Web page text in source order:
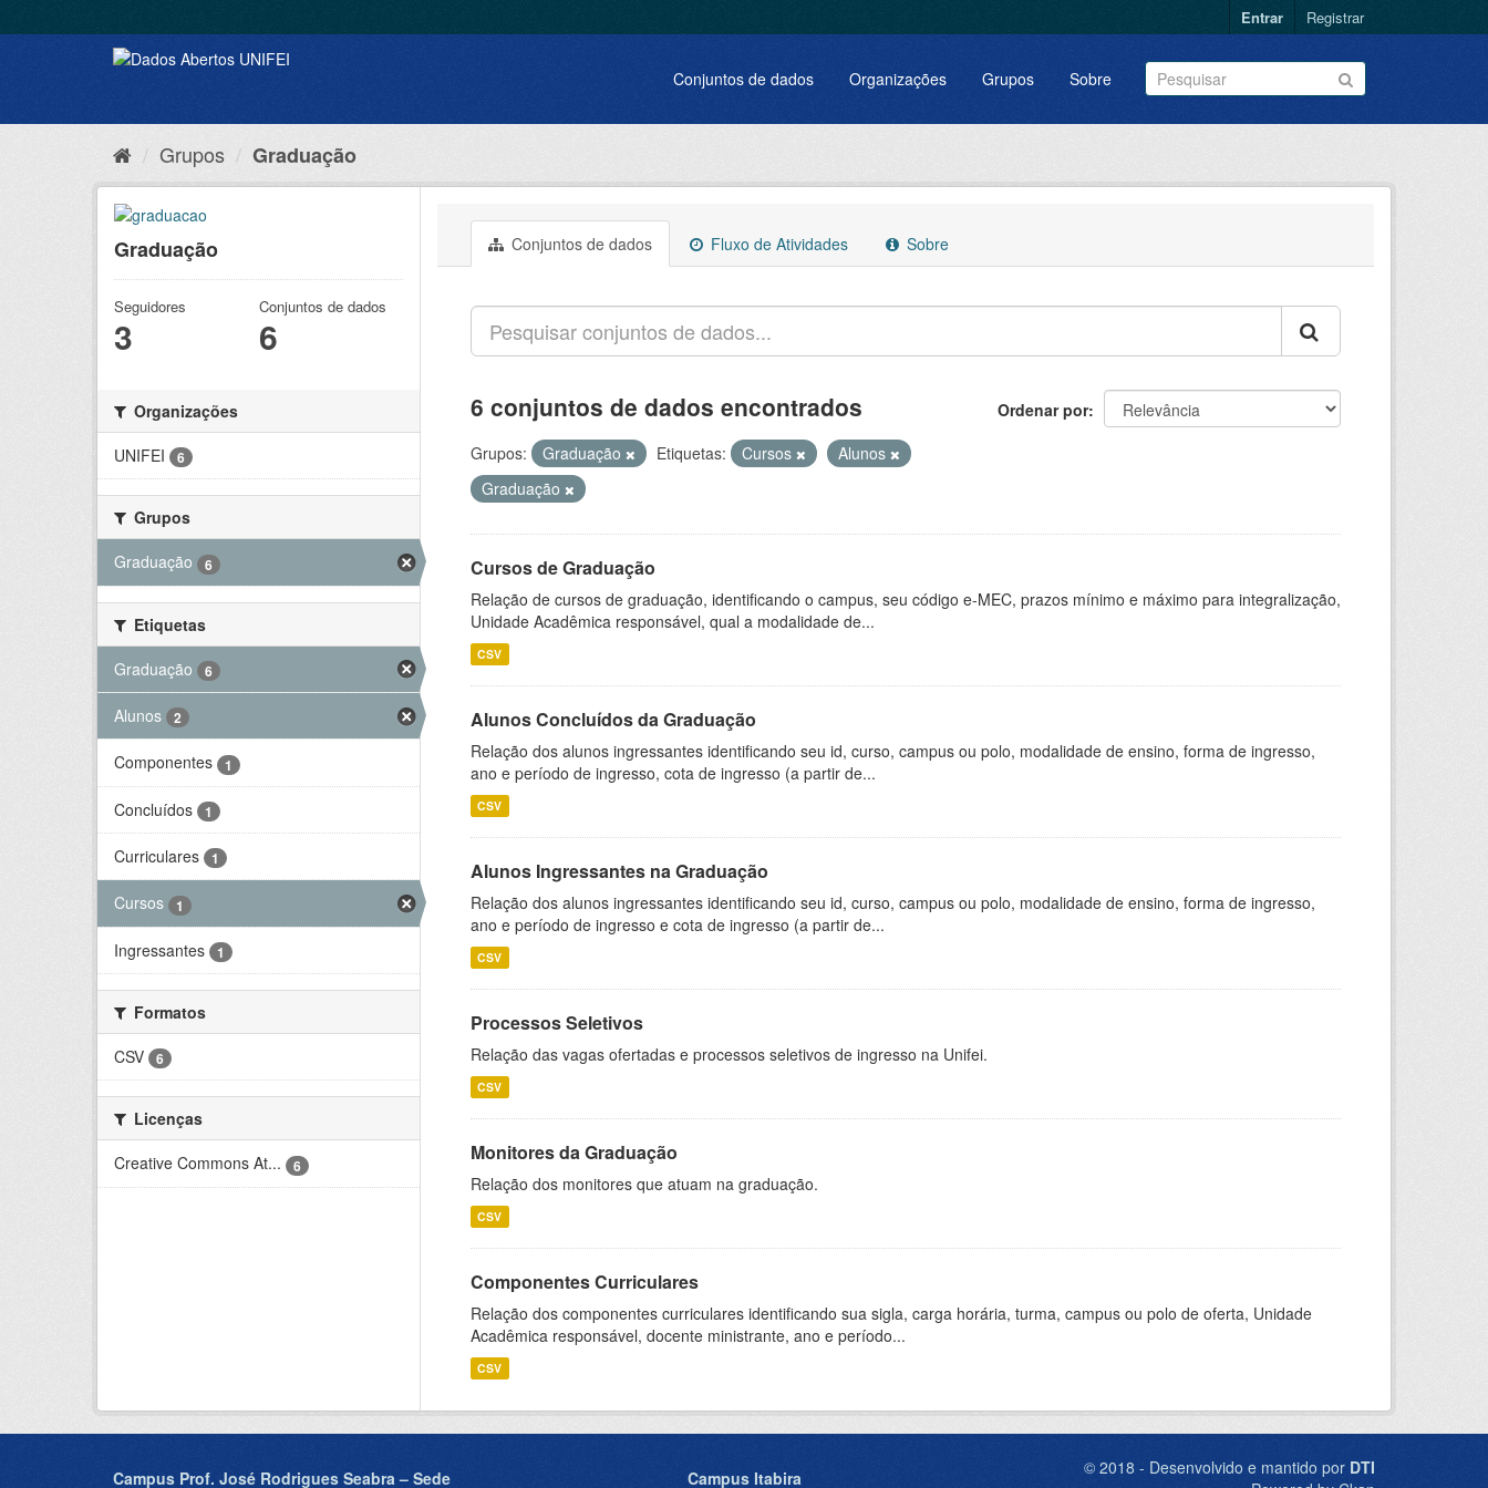
Entrar Registrar
Conjuntos de dados Organizações Grupos Sobre
Grupos Graduação
Graduação
Seguidores
3
Conjuntos de dados
6
Organizações
UNIFEI
6
Grupos
Graduação
6
Etiquetas
Graduação
6
Alunos 2
Componentes 1
Concluídos 1
Curriculares 1
Cursos 1
Ingressantes 1
Formatos
CSV
6
Licenças
Creative Commons At...
6
Conjuntos de dados Fluxo de Atividades Sobre
Ordenar por
6 conjuntos de dados encontrados
Grupos: Graduação Etiquetas: Cursos
Alunos
Graduação
Cursos de Graduação
Relação de cursos de graduação, identificando o campus, seu código e-MEC, prazos mínimo e máximo para integralização,
Unidade Acadêmica responsável, qual a modalidade de...
CSV
Alunos Concluídos da Graduação
Relação dos alunos ingressantes identificando seu id, curso, campus ou polo, modalidade de ensino, forma de ingresso,
ano e período de ingresso, cota de ingresso (a partir de...
CSV
Alunos Ingressantes na Graduação
Relação dos alunos ingressantes identificando seu id, curso, campus ou polo, modalidade de ensino, forma de ingresso,
ano e período de ingresso e cota de ingresso (a partir de...
CSV
Processos Seletivos
Relação das vagas ofertadas e processos seletivos de ingresso na Unifei.
CSV
Monitores da Graduação
Relação dos monitores que atuam na graduação.
CSV
Componentes Curriculares
Relação dos componentes curriculares identificando sua sigla, carga horária, turma, campus ou polo de oferta, Unidade
Acadêmica responsável, docente ministrante, ano e período...
CSV
Campus Prof. José Rodrigues Seabra – Sede Campus Itabira © 2018 - Desenvolvido e mantido por DTI